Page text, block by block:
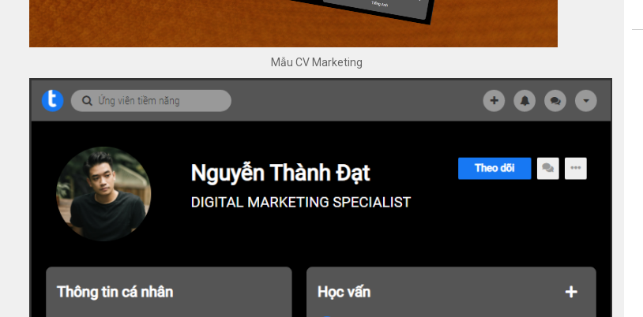
Mẫu CV Marketing